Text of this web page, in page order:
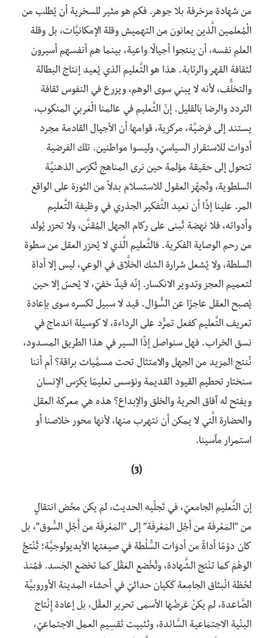
من شهادة مزخرفة بلا جوهر. فكم هو مثير للسخرية أن يُطلب من
الْمُعلمين الَّذين يعانون من التهميش وقلة الإمكانيَّات، بل وقلة
العلم نفسه، أن ينتجوا أجيالًا واعية، بينما هم أنفسهم أسيرون
لثقافة القهر والرتابة. هذا هو التَّعليم الذي يُعيد إنتاج البطالة
والتخلُّف، لأنه لا يبني سوى الوهم، ويزرع في النفوس ثقافة
التردد والرضا بالقليل. إنّ التَّعليم في عالمنا الْعَربيَ المنكوب،
يستند إلى فرضيَّة، مركزية، قوامها أن الأجيال القادمة مجرد
أدوات للاستقرار السياسيّ، وليسوا مواطنين. تلك الفرضية
تتحول إلى حقيقة مؤلمة حين نرى المناهج تُكرّس الذهنيَّة
السلطوية، وتُجهّز العقول للاستسلام بدلاً من الثورة على الواقع
المر. علينا إذًا أن نعيد التَّفكير الجذري في وظيفة التَّعليم
وأدواته، فلا نهضة تُبنى على ركام الجهل المُقنَّن، ولا تحرّر يُولد
من رحم الوصاية الفكرية. فالتَّعليم الَّذي لا يُحرّر العقل من سطوة
السلطة، ولا يُشعل شرارة الشك الخلَّاق في الوعي، ليس إلا أداة
لتعميم العجز وتدوير الانكسار. إنّه قيدٌ خفيّ، لا يُحسّ إلا حين
يُصبح العقل عاجزًا عن السُّؤال. قيد لا سبيل لكسره سوى بإعادة
تعريف التَّعليم كفعل تمرُّد على الرداءة، لا كوسيلة اندماج في
نسق الخراب. فهل سنواصل إذًا السير في هذا الطريق المسدود،
نُنتج المزيد من الجهل والامتثال تحت مسمَّيات براقة؟ أم أننا
سنختار تحطيم القيود القديمة ونؤسس تعليمًا يكرّس الإنسان
ويفتح له آفاق الحرية والخلق والإبداع؟ هذه هي معركة العقل
والحضارة الَّتي لا يمكن أن نتهرب منها، لأنها محور خلاصنا أو
استمرار مآسينا.
(3)
إن التَّعليم الجامعيّ، في تَجلّيه الحديث، لم يكن محْض انتقالٍ
من “المَعْرفَة من أجْل المَعْرفَة” إلى “المَعْرفَة من أَجْلِ السُّوق”، بل
كان دوْمًا أداةً من أدوَات السُّلْطة في صيغتها الأيديولوجيَّة؛ تُنْتجُ
الوهْمَ كما تنْتج الشَّهادة، وتُخْضع العَقْل كما تخضع الجَسد. فمُنذ
لحْظة انْبثاق الجامِعة كَكيان حداثيّ في أحشاء المدينة الأوروبيَّة
الصَّاعدة، لم يكنْ غرضُها الأسمى تحرير العقْل، بل إعادة إِنْتاج
البنْية الاجتمَاعية السَّائدة، وتَثبيت تَقسِيم العمل الاجتماعيّ،